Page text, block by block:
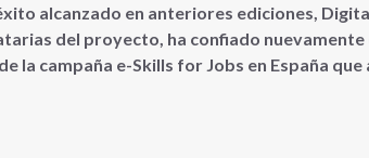
alcanzado en anteriores ediciones,
del proyecto, ha confiado
la campaña e-Skills for Jobs en España